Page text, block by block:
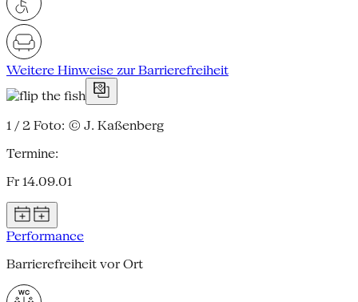
Weitere Hinweise zur Barrierefreiheit
1 / 2 Foto: © J. Kaßenberg
Termine:
Fr 14.09.01
Performance
Barrierefreiheit vor Ort